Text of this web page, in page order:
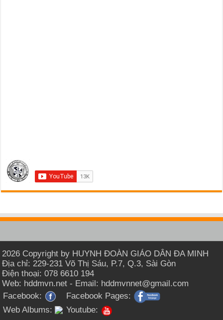
2026 Copyright by HUYNH ĐOÀN GIÁO DÂN ĐA MINH
Địa chỉ: 229-231 Võ Thị Sáu, P.7, Q.3, Sài Gòn
Điện thoại: 078 6610 194
Web: hddmvn.net - Email: hddmvnnet@gmail.com
Facebook:
Facebook Pages:
Web Albums:
Youtube: